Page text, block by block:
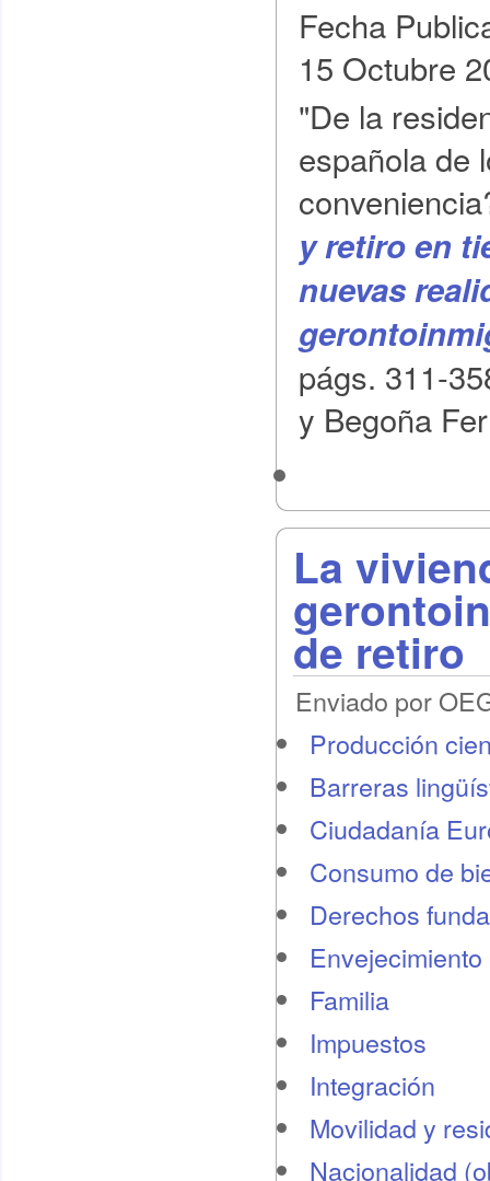
Fecha
15 Octubre
"De la
española de
y retiro en
nuevas
págs. 311-
y Begoña
La
de retiro
Enviado por
Producción
Barreras
Ciudadanía
Consumo de
Derechos
Familia
Impuestos
Integración
Movilidad y
Nacionalidad